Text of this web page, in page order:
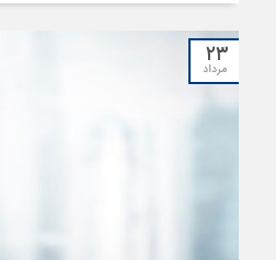
۲۳
مرداد